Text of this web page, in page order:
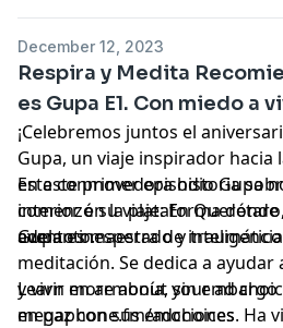
December 12, 2023
Respira y Medita
es Gupa E1. Con miedo a
¡Celebremos juntos el
Gupa, un viaje inspirador hacia
esta conmovedora historia
interior en la plataforma donde
adelanto.
En este primer episodio Gupa
comenzó su viaje: En
evento inesperado y
Gupa es maestra de
meditación. Se dedica a ayudar
y vivir en armonía, sin
en paz con sus emociones. Ha
Learn more about your ad
megaphone.fm/adchoices